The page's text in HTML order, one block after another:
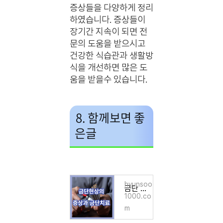
증상들을 다양하게 정리
하였습니다. 증상들이
장기간 지속이 되면 전
문의 도움을 받으시고
건강한 식습관과 생활방
식을 개선하면 많은 도
움을 받을수 있습니다.
8. 함께보면 좋
은글
금단 현상의 증상과 금단치료
hyunsoo
1000.co
m